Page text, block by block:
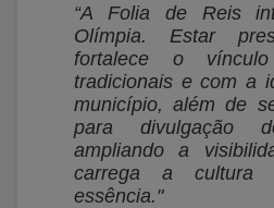
“A Folia de Reis
Olímpia. Estar
fortalece o
tradicionais e com a
município, além de
para divulgação
ampliando a
carrega a cultura
essência."